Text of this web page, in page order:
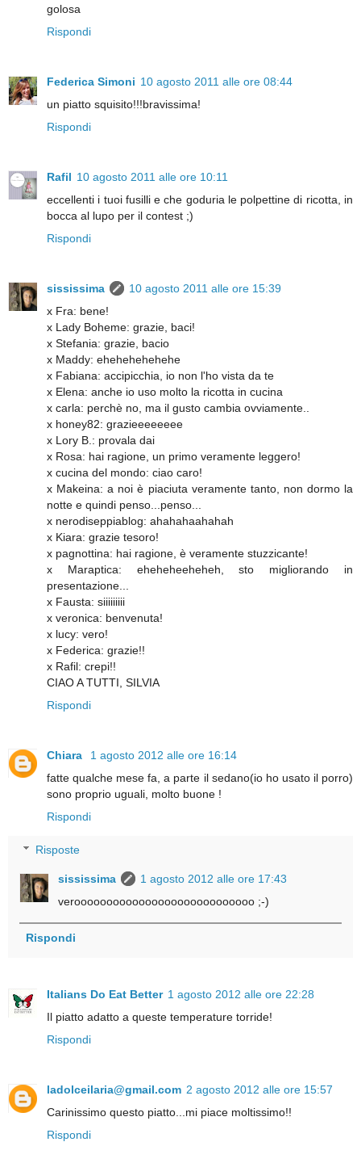
golosa
Rispondi
Federica Simoni 10 agosto 2011 alle ore 08:44
un piatto squisito!!!bravissima!
Rispondi
Rafil 10 agosto 2011 alle ore 10:11
eccellenti i tuoi fusilli e che goduria le polpettine di ricotta, in
bocca al lupo per il contest ;)
Rispondi
sississima
10 agosto 2011 alle ore 15:39
x Fra: bene!
x Lady Boheme: grazie, baci!
x Stefania: grazie, bacio
x Maddy: ehehehehehehe
x Fabiana: accipicchia, io non l'ho vista da te
x Elena: anche io uso molto la ricotta in cucina
x carla: perchè no, ma il gusto cambia ovviamente..
x honey82: grazieeeeeeee
x Lory B.: provala dai
x Rosa: hai ragione, un primo veramente leggero!
x cucina del mondo: ciao caro!
x Makeina: a noi è piaciuta veramente tanto, non dormo la
notte e quindi penso...penso...
x nerodiseppiablog: ahahahaahahah
x Kiara: grazie tesoro!
x pagnottina: hai ragione, è veramente stuzzicante!
x Maraptica: eheheheeheheh, sto migliorando in
presentazione...
x Fausta: siiiiiiiii
x veronica: benvenuta!
x lucy: vero!
x Federica: grazie!!
x Rafil: crepi!!
CIAO A TUTTI, SILVIA
Rispondi
Chiara
1 agosto 2012 alle ore 16:14
fatte qualche mese fa, a parte il sedano(io ho usato il porro)
sono proprio uguali, molto buone !
Rispondi
Risposte
sississima
1 agosto 2012 alle ore 17:43
veroooooooooooooooooooooooooooo ;-)
Rispondi
Italians Do Eat Better 1 agosto 2012 alle ore 22:28
Il piatto adatto a queste temperature torride!
Rispondi
ladolceilaria@gmail.com 2 agosto 2012 alle ore 15:57
Carinissimo questo piatto...mi piace moltissimo!!
Rispondi